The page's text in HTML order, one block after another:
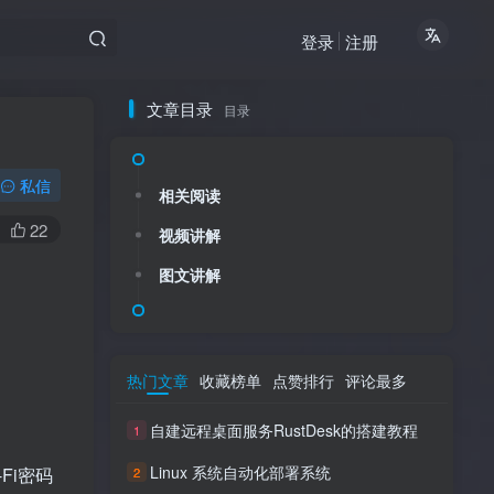
登录 注册
私信
22
密码
文章目录 目录
相关阅读
视频讲解
图文讲解
热门文章 收藏榜单 点赞排行 评论最多
1 自建远程桌面服务RustDesk的搭建教程
2 Linux 系统自动化部署系统